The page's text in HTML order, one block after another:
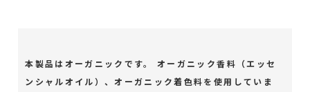
本製品はオーガニックです。 オーガニック香料（エッセ
ンシャルオイル）、オーガニック着色料を使用していま